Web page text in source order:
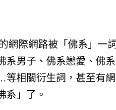
網際網路被「佛系」一詞
系男子、佛系戀愛、佛系
相關衍生詞，甚至有網
系」了。